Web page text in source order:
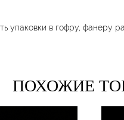
упаковки в гофру, фанеру
ПОХОЖИЕ